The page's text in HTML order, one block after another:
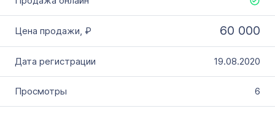
60 000
19.08.2020
6